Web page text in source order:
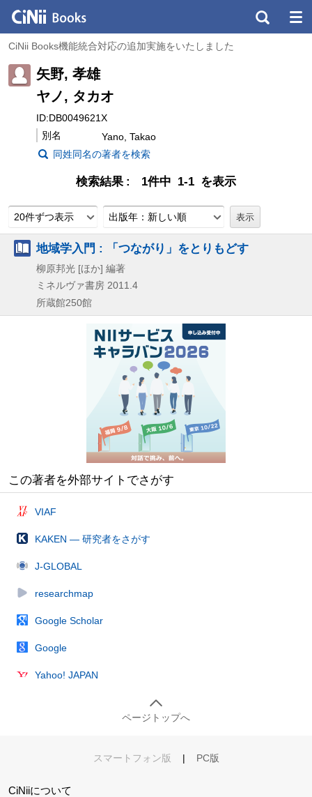
CiNii Books機能統合対応の追加実施をいたしました
矢野, 孝雄
ヤノ, タカオ
ID:DB0049621X
別名
Yano, Takao
同姓同名の著者を検索
検索結果 1件中 1-1 を表示
20件ずつ表示 出版年：新しい順
地域学入門 : 「つながり」をとりもどす
柳原邦光 [ほか] 編著
ミネルヴァ書房 2011.4
所蔵館250館
この著者を外部サイトでさがす
VIAF
KAKEN — 研究者をさがす
J-GLOBAL
researchmap
Google Scholar
Google
Yahoo! JAPAN
ページトップへ
スマートフォン版 | PC版
CiNiiについて